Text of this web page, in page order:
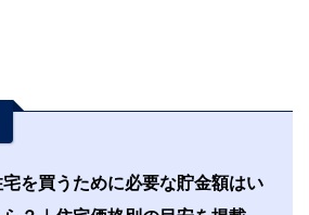
宅を買うために必要な貯金額はい